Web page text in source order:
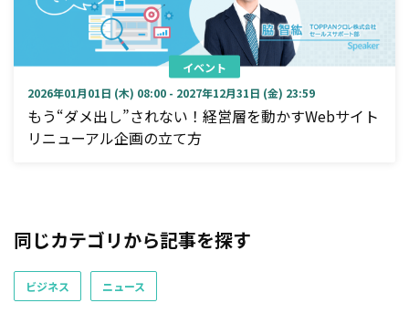
イベント
2026年01月01日 (木) 08:00 - 2027年12月31日 (金) 23:59
もう“ダメ出し”されない！経営層を動かすWebサイト
リニューアル企画の立て方
同じカテゴリから記事を探す
ビジネス ニュース